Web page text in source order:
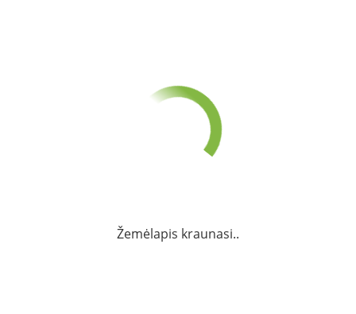
Žemėlapis kraunasi..